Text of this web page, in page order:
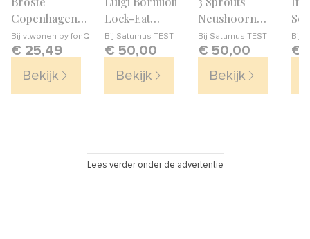
Copenhagen
Nordic Sand
Schaal Ø 22,5 cm
Bij vtwonen by fonQ
€ 25,49
Bekijk
Lock-Eat
Weckpotset – Set
van 3
Bij Saturnus TEST
€ 50,00
Bekijk
Neushoorn
Opbergmand 33 x
33 cm
Bij Saturnus TEST
€ 50,00
Bekijk
Bij
€
Lees verder onder de advertentie